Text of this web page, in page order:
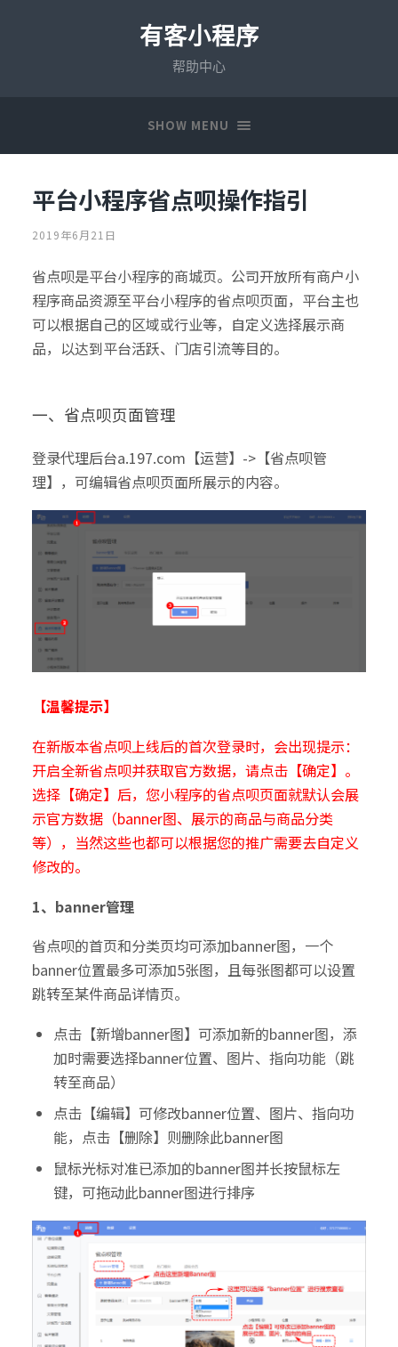
有客小程序
帮助中心
SHOW MENU
平台小程序省点呗操作指引
2019年6月21日
省点呗是平台小程序的商城页。公司开放所有商户小
程序商品资源至平台小程序的省点呗页面，平台主也
可以根据自己的区域或行业等，自定义选择展示商
品，以达到平台活跃、门店引流等目的。
一、省点呗页面管理
登录代理后台a.197.com【运营】->【省点呗管
理】，可编辑省点呗页面所展示的内容。
【温馨提示】
在新版本省点呗上线后的首次登录时，会出现提示：
开启全新省点呗并获取官方数据，请点击【确定】。
选择【确定】后，您小程序的省点呗页面就默认会展
示官方数据（banner图、展示的商品与商品分类
等），当然这些也都可以根据您的推广需要去自定义
修改的。
1、banner管理
省点呗的首页和分类页均可添加banner图，一个
banner位置最多可添加5张图，且每张图都可以设置
跳转至某件商品详情页。
点击【新增banner图】可添加新的banner图，添
加时需要选择banner位置、图片、指向功能（跳
转至商品）
点击【编辑】可修改banner位置、图片、指向功
能，点击【删除】则删除此banner图
鼠标光标对准已添加的banner图并长按鼠标左
键，可拖动此banner图进行排序